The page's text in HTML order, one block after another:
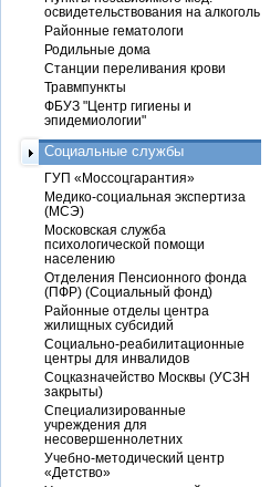
освидетельствования на алкоголь
Районные гематологи
Родильные дома
Станции переливания крови
Травмпункты
ФБУЗ "Центр гигиены и
эпидемиологии"
Социальные службы
ГУП «Моссоцгарантия»
Медико-социальная экспертиза
(МСЭ)
Московская служба
психологической помощи
населению
Отделения Пенсионного фонда
(ПФР) (Социальный фонд)
Районные отделы центра
жилищных субсидий
Социально-реабилитационные
центры для инвалидов
Соцказначейство Москвы (УСЗН
закрыты)
Специализированные
учреждения для
несовершеннолетних
Учебно-методический центр
«Детство»